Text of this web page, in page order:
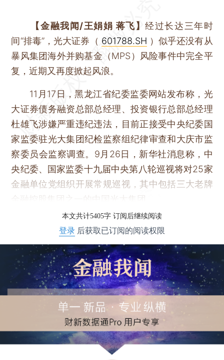
【金融我闻/王娟娟 蒋飞】经过长达三年时
间“排毒”，光大证券（ 601788.SH ）似乎还没有从
暴风集团海外并购基金（MPS）风险事件中完全平
复，近期又再度掀起风浪。
11月17日，黑龙江省纪委监委网站发布称，光
大证券债务融资总部总经理、投资银行总部总经理
杜雄飞涉嫌严重违纪违法，目前正接受中央纪委国
家监委驻光大集团纪检监察组纪律审查和大庆市监
察委员会监察调查。9月26日，新华社消息称，中
央纪委、国家监委十九届中央第八轮巡视将对25家
金融单位党组织开展常规巡视，其中包括三大老牌
金融控股集团之一的中国光大集团。
本文共计5405字 订阅后继续阅读
登录 后获取已订阅的阅读权限